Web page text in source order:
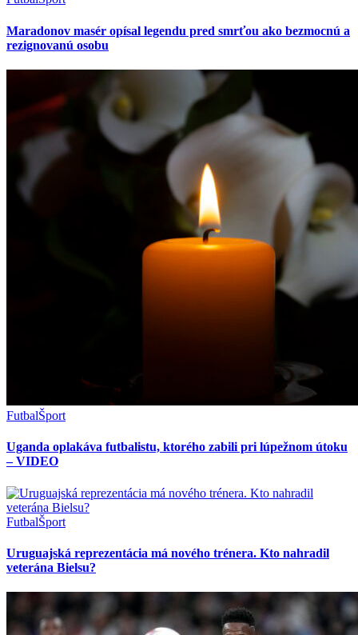
Maradonov masér opísal legendu pred smrťou ako bezmocnú a
rezignovanú osobu
FutbalŠport
Uganda oplakáva futbalistu, ktorého zabili pri lúpežnom útoku
– VIDEO
FutbalŠport
Uruguajská reprezentácia má nového trénera. Kto nahradil
veterána Bielsu?